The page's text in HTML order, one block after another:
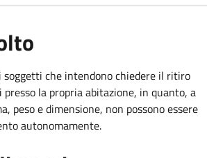
soggetti che intendono chiedere il ritiro
la propria abitazione, in quanto, a
peso e dimensione, non possono essere
autonomamente.